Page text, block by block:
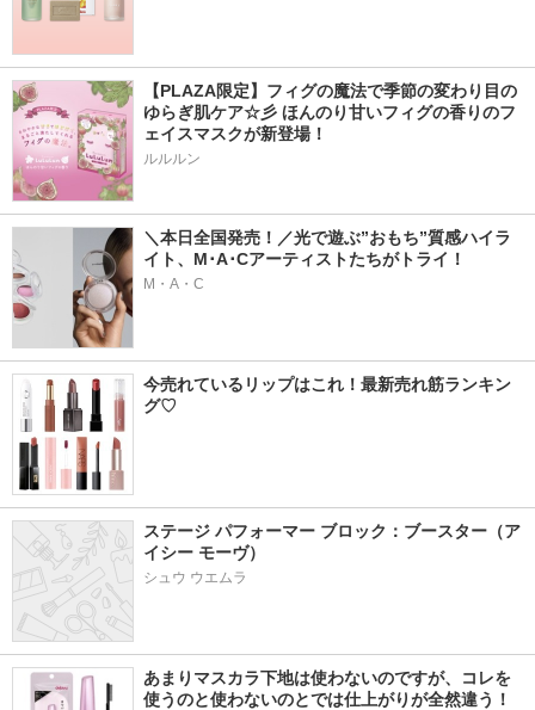
【PLAZA限定】フィグの魔法で季節の変わり目の
ゆらぎ肌ケア☆彡 ほんのり甘いフィグの香りのフ
ェイスマスクが新登場！
ルルルン
＼本日全国発売！／光で遊ぶ”おもち”質感ハイラ
イト、M･A･Cアーティストたちがトライ！
M・A・C
今売れているリップはこれ！最新売れ筋ランキン
グ♡
ステージ パフォーマー ブロック：ブースター（ア
イシー モーヴ）
シュウ ウエムラ
あまりマスカラ下地は使わないのですが、コレを
使うのと使わないのとでは仕上がりが全然違う！